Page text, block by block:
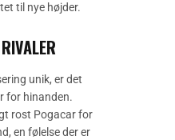
til nye højder.
unik, er det
for hinanden.
rost Pogacar for
en følelse der er